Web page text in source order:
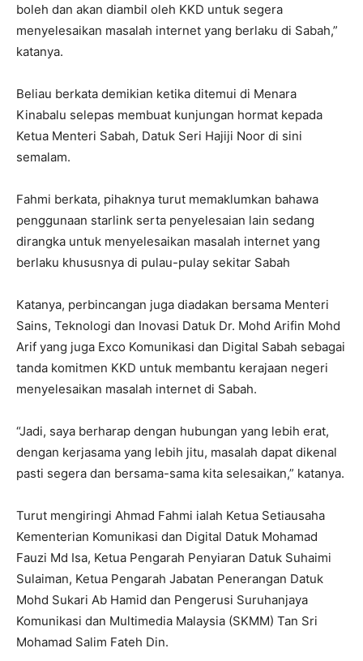
boleh dan akan diambil oleh KKD untuk segera
menyelesaikan masalah internet yang berlaku di Sabah,”
katanya.
Beliau berkata demikian ketika ditemui di Menara
Kinabalu selepas membuat kunjungan hormat kepada
Ketua Menteri Sabah, Datuk Seri Hajiji Noor di sini
semalam.
Fahmi berkata, pihaknya turut memaklumkan bahawa
penggunaan starlink serta penyelesaian lain sedang
dirangka untuk menyelesaikan masalah internet yang
berlaku khususnya di pulau-pulay sekitar Sabah
Katanya, perbincangan juga diadakan bersama Menteri
Sains, Teknologi dan Inovasi Datuk Dr. Mohd Arifin Mohd
Arif yang juga Exco Komunikasi dan Digital Sabah sebagai
tanda komitmen KKD untuk membantu kerajaan negeri
menyelesaikan masalah internet di Sabah.
“Jadi, saya berharap dengan hubungan yang lebih erat,
dengan kerjasama yang lebih jitu, masalah dapat dikenal
pasti segera dan bersama-sama kita selesaikan,” katanya.
Turut mengiringi Ahmad Fahmi ialah Ketua Setiausaha
Kementerian Komunikasi dan Digital Datuk Mohamad
Fauzi Md Isa, Ketua Pengarah Penyiaran Datuk Suhaimi
Sulaiman, Ketua Pengarah Jabatan Penerangan Datuk
Mohd Sukari Ab Hamid dan Pengerusi Suruhanjaya
Komunikasi dan Multimedia Malaysia (SKMM) Tan Sri
Mohamad Salim Fateh Din.